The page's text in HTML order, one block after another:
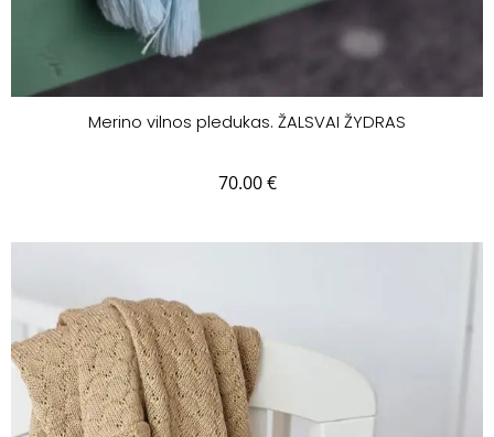
Merino vilnos pledukas. ŽALSVAI ŽYDRAS
70.00€